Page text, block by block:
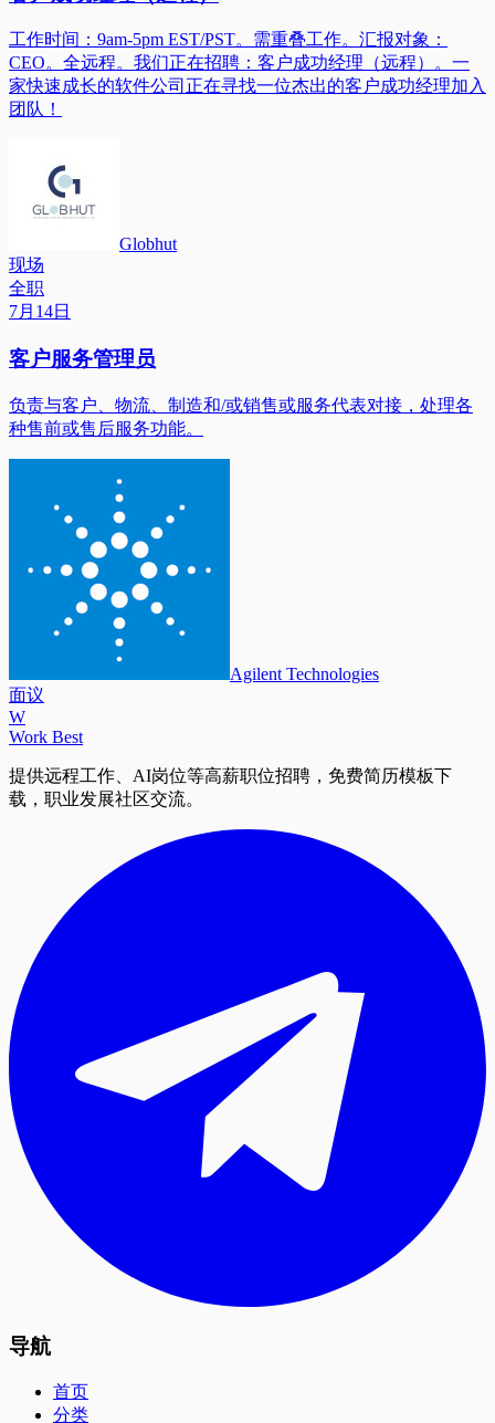
工作时间：9am-5pm EST/PST。需重叠工作。汇报对象：
CEO。全远程。我们正在招聘：客户成功经理（远程）。一
家快速成长的软件公司正在寻找一位杰出的客户成功经理加入
团队！
Globhut
现场
全职
7月14日
客户服务管理员
负责与客户、物流、制造和/或销售或服务代表对接，处理各
种售前或售后服务功能。
Agilent Technologies
面议
W
Work Best
提供远程工作、AI岗位等高薪职位招聘，免费简历模板下
载，职业发展社区交流。
导航
首页
分类